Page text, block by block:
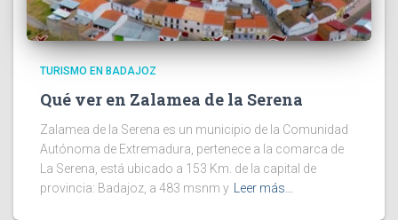
TURISMO EN BADAJOZ
Qué ver en Zalamea de la Serena
Zalamea de la Serena es un municipio de la Comunidad
Autónoma de Extremadura, pertenece a la comarca de
La Serena, está ubicado a 153 Km. de la capital de
provincia: Badajoz, a 483 msnm y Leer más…